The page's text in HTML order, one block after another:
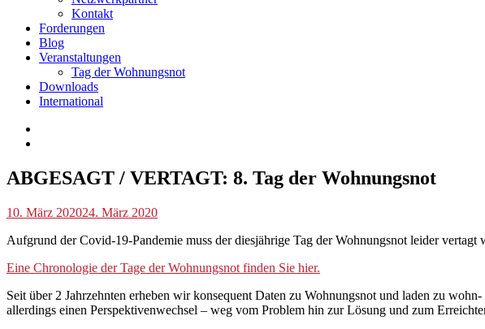
Kontakt
Forderungen
Blog
Veranstaltungen
Tag der Wohnungsnot
Downloads
International
Blog,
Tag
Wohnungsnot,
Veranstaltungen
ABGESAGT / VERTAGT: 8. Tag der Wohnungsnot
p.linhuber
10. März 202024. März 2020
Aufgrund der Covid-19-Pandemie muss der diesjährige Tag der Wohnungsnot leider vertagt
Eine Chronologie der Tage der Wohnungsnot finden Sie hier.
Seit über 2 Jahrzehnten erheben wir konsequent Daten zu Wohnungsnot und laden zu
allerdings einen Perspektivenwechsel – weg vom Problem hin zur Lösung und zum